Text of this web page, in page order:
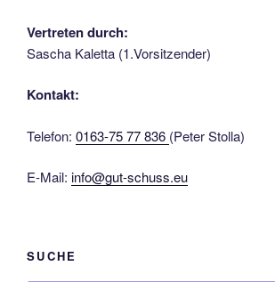
Vertreten durch:
Sascha Kaletta (1.Vorsitzender)
Kontakt:
Telefon: 0163-75 77 836 (Peter Stolla)
E-Mail: info@gut-schuss.eu
SUCHE